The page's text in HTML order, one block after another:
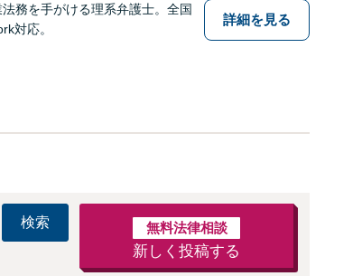
法務を手がける理系弁護士。全国
対応。
詳細を見る
検索 無料法律相談
新しく投稿する